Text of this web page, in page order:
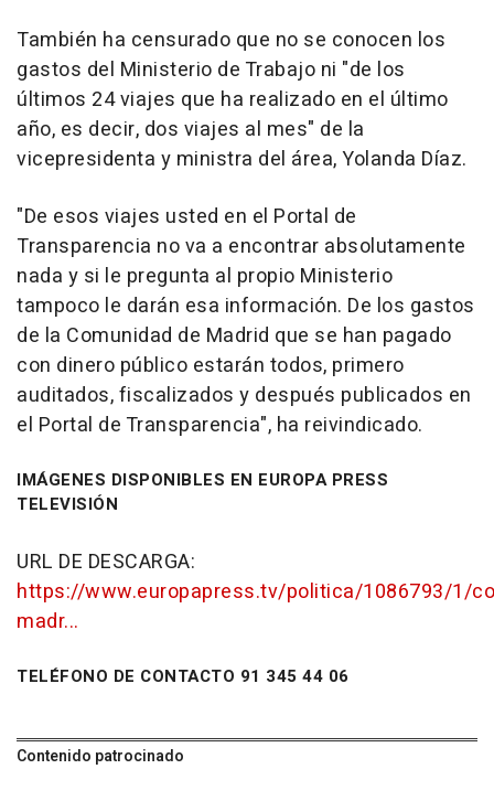
También ha censurado que no se conocen los
gastos del Ministerio de Trabajo ni "de los
últimos 24 viajes que ha realizado en el último
año, es decir, dos viajes al mes" de la
vicepresidenta y ministra del área, Yolanda Díaz.
"De esos viajes usted en el Portal de
Transparencia no va a encontrar absolutamente
nada y si le pregunta al propio Ministerio
tampoco le darán esa información. De los gastos
de la Comunidad de Madrid que se han pagado
con dinero público estarán todos, primero
auditados, fiscalizados y después publicados en
el Portal de Transparencia", ha reivindicado.
IMÁGENES DISPONIBLES EN EUROPA PRESS
TELEVISIÓN
URL DE DESCARGA:
https://www.europapress.tv/politica/1086793/1/
madr...
TELÉFONO DE CONTACTO 91 345 44 06
Contenido patrocinado